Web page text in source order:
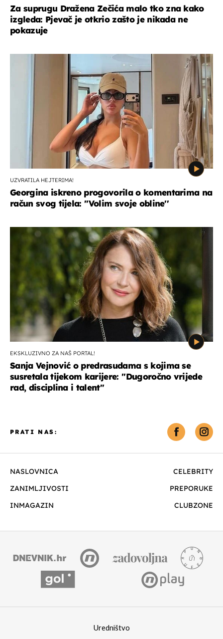
Za suprugu Dražena Zečića malo tko zna kako
izgleda: Pjevač je otkrio zašto je nikada ne
pokazuje
UZVRATILA HEJTERIMA!
Georgina iskreno progovorila o komentarima na
račun svog tijela: ''Volim svoje obline''
EKSKLUZIVNO ZA NAŠ PORTAL!
Sanja Vejnović o predrasudama s kojima se
susretala tijekom karijere: ''Dugoročno vrijede
rad, disciplina i talent''
NASLOVNICA
CELEBRITY
ZANIMLJIVOSTI
PREPORUKE
INMAGAZIN
CLUBZONE
PRATI NAS:
Uredništvo